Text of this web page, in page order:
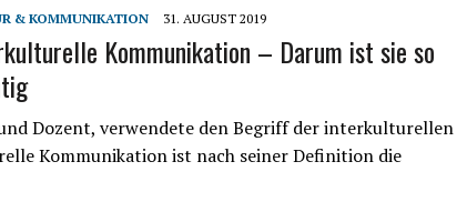
& KOMMUNIKATION 31. AUGUST 2019
Kommunikation – Darum ist sie so
Dozent, verwendete den Begriff der interkulturellen
Kommunikation ist nach seiner Definition die